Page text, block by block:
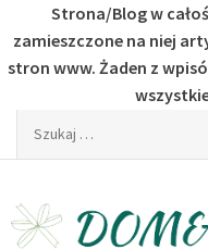
Strona/Blog w
zamieszczone na niej
stron www. Żaden z
Szukaj:
Dom &